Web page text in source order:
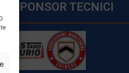
SPONSOR TECNICI